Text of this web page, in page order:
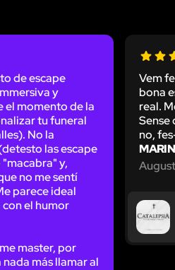
de escape
y
el momento de la
tu funeral
No la
las escape
y,
no me sentí
parece ideal
el humor
master, por
más llamar al
Vem
bona
real.
Sense
no,